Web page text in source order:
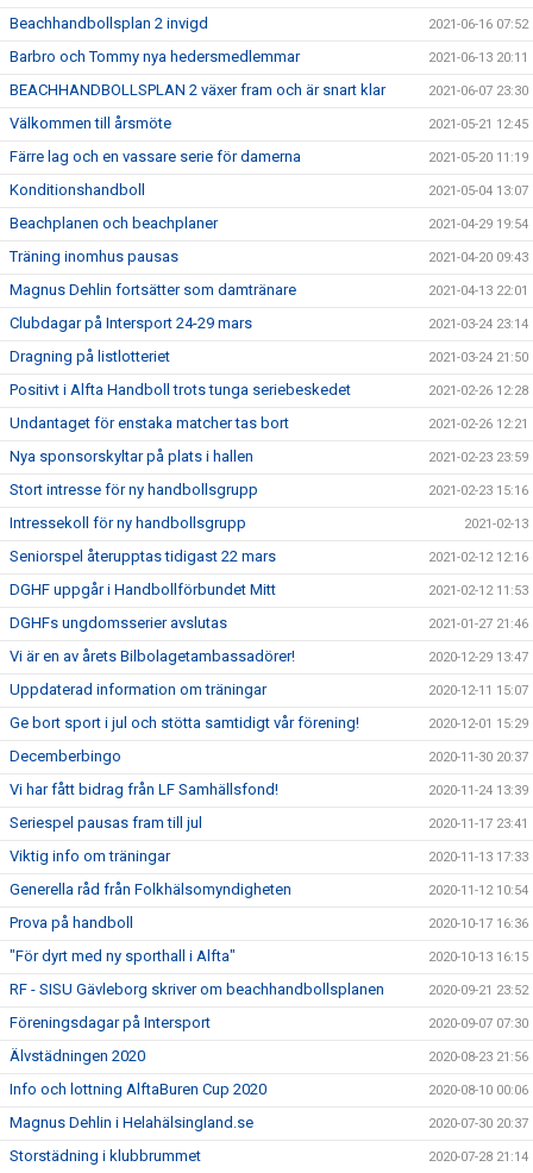
Beachhandbollsplan 2 invigd 2021-06-16 07:52
Barbro och Tommy nya hedersmedlemmar 2021-06-13 20:11
BEACHHANDBOLLSPLAN 2 växer fram och är snart klar 2021-06-07 23:30
Välkommen till årsmöte 2021-05-21 12:45
Färre lag och en vassare serie för damerna 2021-05-20 11:19
Konditionshandboll 2021-05-04 13:07
Beachplanen och beachplaner 2021-04-29 19:54
Träning inomhus pausas 2021-04-20 09:43
Magnus Dehlin fortsätter som damtränare 2021-04-13 22:01
Clubdagar på Intersport 24-29 mars 2021-03-24 23:14
Dragning på listlotteriet 2021-03-24 21:50
Positivt i Alfta Handboll trots tunga seriebeskedet 2021-02-26 12:28
Undantaget för enstaka matcher tas bort 2021-02-26 12:21
Nya sponsorskyltar på plats i hallen 2021-02-23 23:59
Stort intresse för ny handbollsgrupp 2021-02-23 15:16
Intressekoll för ny handbollsgrupp 2021-02-13
Seniorspel återupptas tidigast 22 mars 2021-02-12 12:16
DGHF uppgår i Handbollförbundet Mitt 2021-02-12 11:53
DGHFs ungdomsserier avslutas 2021-01-27 21:46
Vi är en av årets Bilbolagetambassadörer! 2020-12-29 13:47
Uppdaterad information om träningar 2020-12-11 15:07
Ge bort sport i jul och stötta samtidigt vår förening! 2020-12-01 15:29
Decemberbingo 2020-11-30 20:37
Vi har fått bidrag från LF Samhällsfond! 2020-11-24 13:39
Seriespel pausas fram till jul 2020-11-17 23:41
Viktig info om träningar 2020-11-13 17:33
Generella råd från Folkhälsomyndigheten 2020-11-12 10:54
Prova på handboll 2020-10-17 16:36
"För dyrt med ny sporthall i Alfta" 2020-10-13 16:15
RF - SISU Gävleborg skriver om beachhandbollsplanen 2020-09-21 23:52
Föreningsdagar på Intersport 2020-09-07 07:30
Älvstädningen 2020 2020-08-23 21:56
Info och lottning AlftaBuren Cup 2020 2020-08-10 00:06
Magnus Dehlin i Helahälsingland.se 2020-07-30 20:37
Storstädning i klubbrummet 2020-07-28 21:14